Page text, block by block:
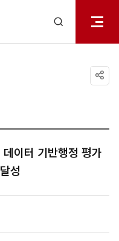
열기
이터 기반행정 평가
성